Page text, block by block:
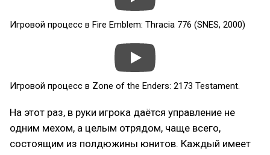
Игровой процесс в Fire Emblem: Thracia 776 (SNES, 2000)
Игровой процесс в Zone of the Enders: 2173 Testament.
На этот раз, в руки игрока даётся управление не
одним мехом, а целым отрядом, чаще всего,
состоящим из полдюжины юнитов. Каждый имеет